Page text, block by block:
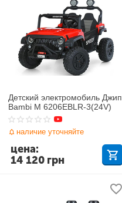
Детский электромобиль Джип
Bambi M 6206EBLR-3(24V)
наличие уточняйте
14 120 грн
цена: